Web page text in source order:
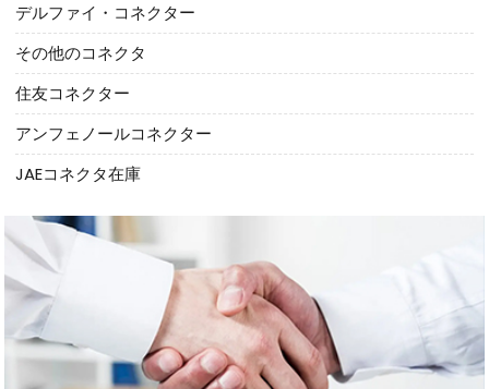
デルファイ・コネクター
その他のコネクタ
住友コネクター
アンフェノールコネクター
JAEコネクタ在庫